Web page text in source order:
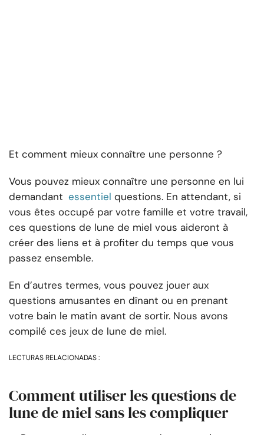
Et comment mieux connaître une personne ?
Vous pouvez mieux connaître une personne en lui
demandant essentiel questions. En attendant, si
vous êtes occupé par votre famille et votre travail,
ces questions de lune de miel vous aideront à
créer des liens et à profiter du temps que vous
passez ensemble.
En d’autres termes, vous pouvez jouer aux
questions amusantes en dînant ou en prenant
votre bain le matin avant de sortir. Nous avons
compilé ces jeux de lune de miel.
LECTURAS RELACIONADAS :
Comment utiliser les questions de
lune de miel sans les compliquer